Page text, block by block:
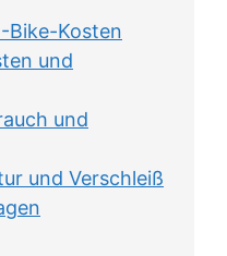
Bike-Kosten
und
und
und Verschleiß